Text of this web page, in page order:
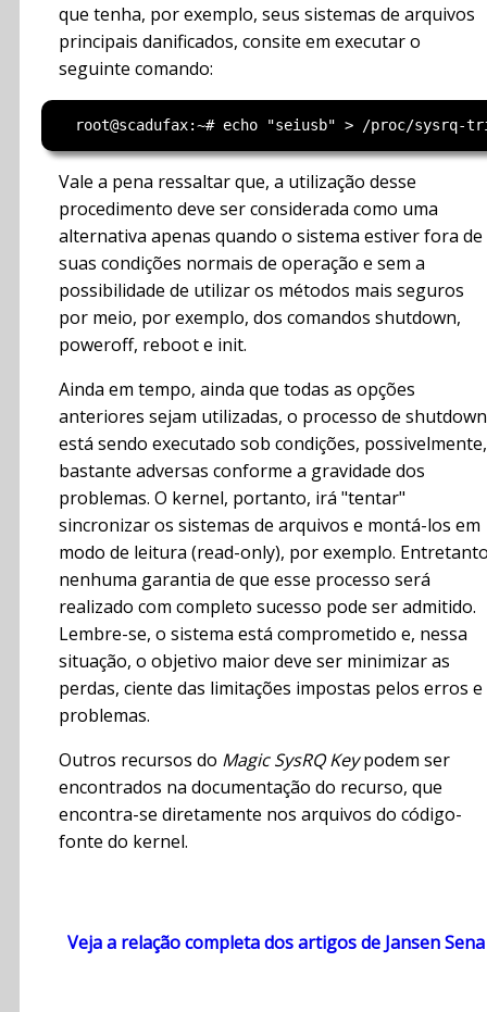
que tenha, por exemplo, seus sistemas de arquivos
principais danificados, consite em executar o
seguinte comando:
Vale a pena ressaltar que, a utilização desse
procedimento deve ser considerada como uma
alternativa apenas quando o sistema estiver fora de
suas condições normais de operação e sem a
possibilidade de utilizar os métodos mais seguros
por meio, por exemplo, dos comandos shutdown,
poweroff, reboot e init.
Ainda em tempo, ainda que todas as opções
anteriores sejam utilizadas, o processo de shutdown
está sendo executado sob condições, possivelmente,
bastante adversas conforme a gravidade dos
problemas. O kernel, portanto, irá "tentar"
sincronizar os sistemas de arquivos e montá-los em
modo de leitura (read-only), por exemplo.
nenhuma garantia de que esse processo será
realizado com completo sucesso pode ser admitido.
Lembre-se, o sistema está comprometido e, nessa
situação, o objetivo maior deve ser minimizar as
perdas, ciente das limitações impostas pelos erros e
problemas.
Outros recursos do Magic SysRQ Keypodem ser
encontrados na documentação do recurso, que
encontra-se diretamente nos arquivos do código-
fonte do kernel.
Veja a relação completa dos artigos de Jansen Sena